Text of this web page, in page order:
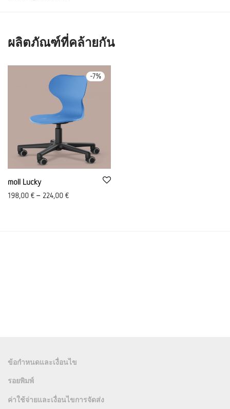
ผลิตภัณฑ์ที่คล้ายกัน
-7%
moll Lucky
198,00 € – 224,00 €
ข้อกำหนดและเงื่อนไข
รอยพิมพ์
ค่าใช้จ่ายและเงื่อนไขการจัดส่ง